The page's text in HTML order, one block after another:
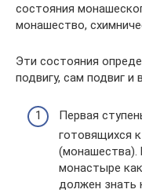
состояния
монашество,
Эти состояния
подвигу, сам подвиг и
Первая
готовящихся
(монашества).
монастыре
должен знать